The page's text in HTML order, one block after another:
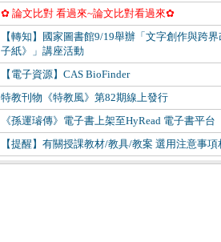
✿ 論文比對 看過來~論文比對看過來✿
【轉知】國家圖書館9/19舉辦「文字創作與跨
子紙》」講座活動
【電子資源】CAS BioFinder
特教刊物《特教風》第82期線上發行
《孫運璿傳》電子書上架至HyRead 電子書平台
【提醒】有關授課教材/教具/教案 選用注意事